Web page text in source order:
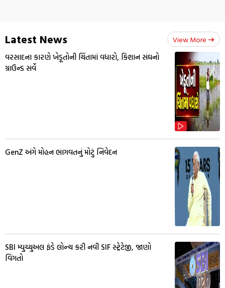
Latest News View More
વરસાદના કારણે ખેડૂતોની ચિંતામાં વધારો, કિશાન સંઘનો
ગ્રાઉન્ડ સર્વે
GenZ અંગે મોહન ભાગવતનું મોટું નિવેદન
SBI મ્યુચ્યુઅલ ફંડે લોન્ચ કરી નવી SIF સ્ટ્રેટેજી, જાણો
વિગતો